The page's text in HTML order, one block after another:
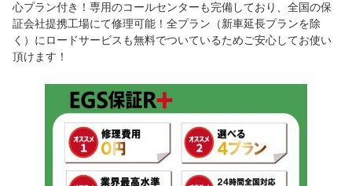
心プラン付き！専用のコールセンターも完備しており、全国の保
証会社提携工場にて修理可能！全プラン（新車延長プランを除
く）にロードサービスも無料でついているためご安心してお使い
頂けます！